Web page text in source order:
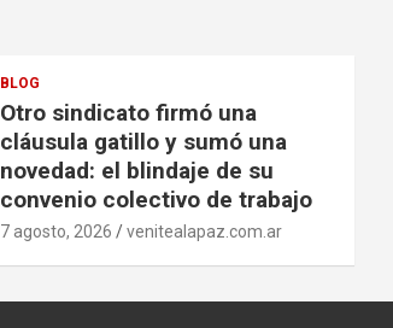
BLOG
Otro sindicato firmó una
cláusula gatillo y sumó una
novedad: el blindaje de su
convenio colectivo de trabajo
7 agosto, 2026 venitealapaz.com.ar